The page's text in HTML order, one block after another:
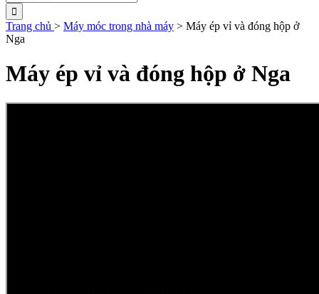
Trang chủ > Máy móc trong nhà máy > Máy ép vỉ và đóng hộp ở
Nga
Máy ép vỉ và đóng hộp ở Nga